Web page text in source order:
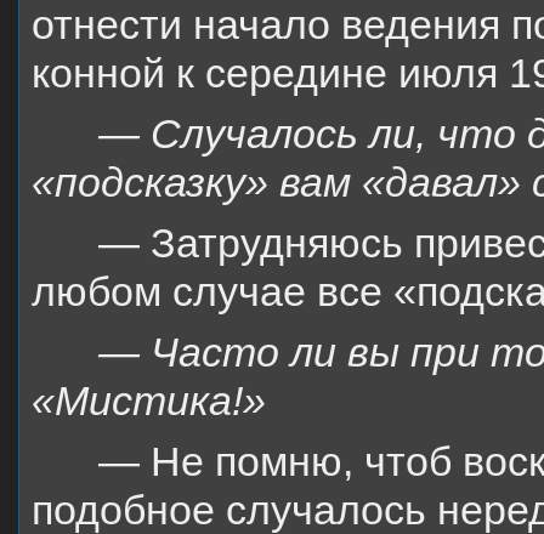
отнести начало ведения
конной к середине июля
— Случалось ли, что
«подсказку» вам «давал»
— Затрудняюсь
любом случае все
— Часто ли вы при
«Мистика!»
— Не помню, чтоб
подобное случалось